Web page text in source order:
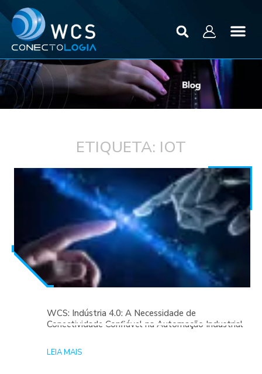
ETIQUETA: IOT
WCS: Indústria 4.0: A Necessidade de
Conectividade Confiável na Automação Industrial
LEIA MAIS